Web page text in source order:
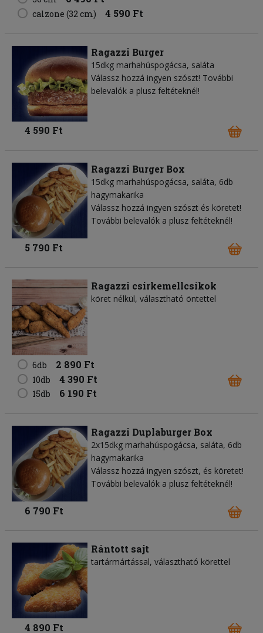
calzone (32 cm) 4 590 Ft
Ragazzi Burger
15dkg marhahúspogácsa, saláta
Válassz hozzá ingyen szószt! További
belevalók a plusz feltéteknél!
4 590 Ft
Ragazzi Burger Box
15dkg marhahúspogácsa, saláta, 6db
hagymakarika
Válassz hozzá ingyen szószt és köretet!
További belevalók a plusz feltéteknél!
5 790 Ft
Ragazzi csirkemellcsíkok
köret nélkül, választható öntettel
6db 2 890 Ft
10db 4 390 Ft
15db 6 190 Ft
Ragazzi Duplaburger Box
2x15dkg marhahúspogácsa, saláta, 6db
hagymakarika
Válassz hozzá ingyen szószt, és köretet!
További belevalók a plusz feltéteknél!
6 790 Ft
Rántott sajt
tartármártással, választható körettel
4 890 Ft